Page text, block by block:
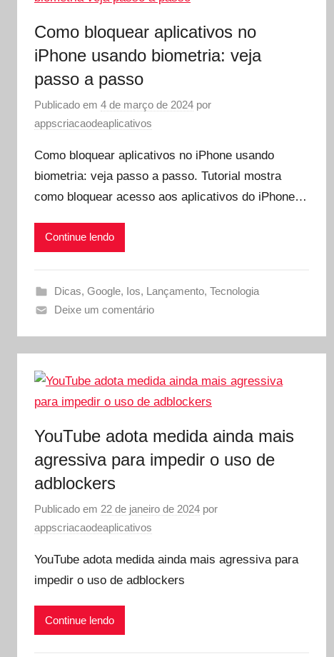
Como bloquear aplicativos no
iPhone usando biometria: veja
passo a passo
Publicado em 4 de março de 2024 por
appscriacaodeaplicativos
Como bloquear aplicativos no iPhone usando
biometria: veja passo a passo. Tutorial mostra
como bloquear acesso aos aplicativos do iPhone…
Continue lendo
Dicas, Google, Ios, Lançamento, Tecnologia
Deixe um comentário
YouTube adota medida ainda mais
agressiva para impedir o uso de
adblockers
Publicado em 22 de janeiro de 2024 por
appscriacaodeaplicativos
YouTube adota medida ainda mais agressiva para
impedir o uso de adblockers
Continue lendo